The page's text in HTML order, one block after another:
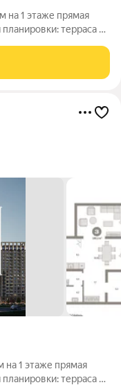
прямая
терраса на
постирочная,
прямая
терраса на